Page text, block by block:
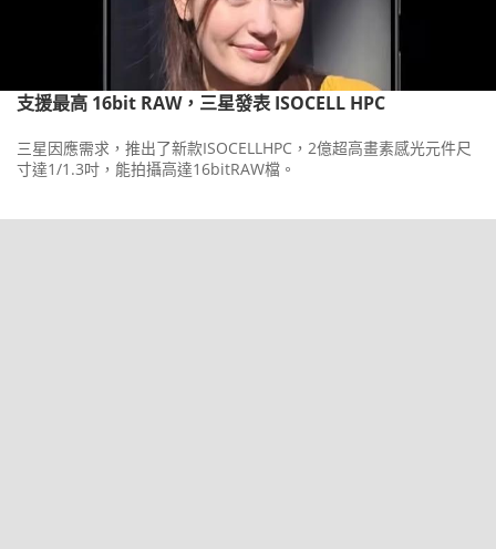
支援最高 16bit RAW，三星發表 ISOCELL HPC
三星因應需求，推出了新款ISOCELLHPC，2億超高畫素感光元件尺
寸達1/1.3吋，能拍攝高達16bitRAW檔。